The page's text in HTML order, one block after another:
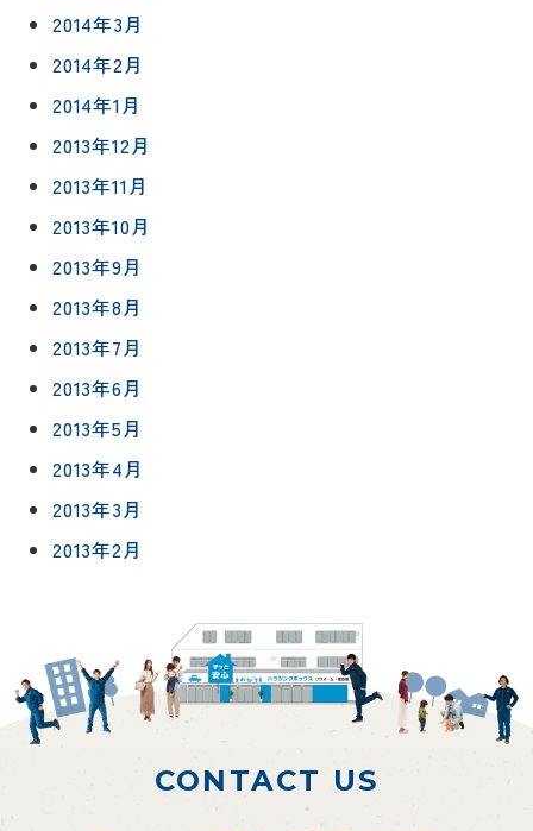
2014年3月
2014年2月
2014年1月
2013年12月
2013年11月
2013年10月
2013年9月
2013年8月
2013年7月
2013年6月
2013年5月
2013年4月
2013年3月
2013年2月
CONTACT US